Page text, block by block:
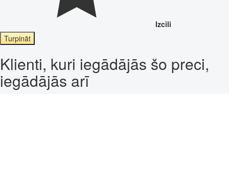
Izcili
Turpināt
Klienti, kuri iegādājās šo preci,
iegādājās arī